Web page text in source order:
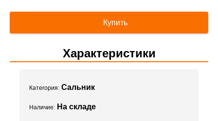
Купить
Характеристики
Категория: Сальник
Наличие: На складе